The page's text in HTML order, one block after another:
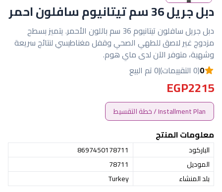
دبل جريل 36 سم تيتانيوم سافلون احمر
دبل جريل سافلون تيتانيوم 36 سم باللون الأحمر. يتميز بسطح
مزدوج غير لاصق للطهي الصحي وقفل مغناطيسي لنتائج سريعة
وشهية، متوفر الآن لدى ماي هوم.
0(0 التقييمات) |0 تم البيع
EGP2215
Installment Plan / خطة التقسيط
معلومات المنتج
الباركود
8697450178711
الموديل
78711
بلد المنشاء
Turkey